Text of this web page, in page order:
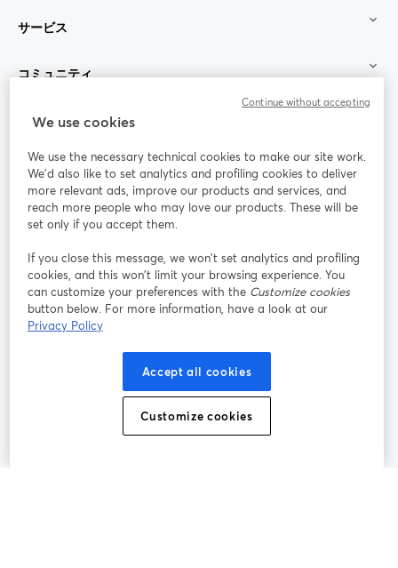
サービス
コミュニティ
StreamYard：
参加する
ライ
ンセ
ミナ
ー
Facebook
新しいタブで開く(Twitter)
YouTube
Instagram
新しいタブで開く
LinkedIn
新しいタブで開く
新しいタブで開く
プラットフォーム利用規約
個人情報保護方針 クッキーポリシー
We use cookies
We use the necessary technical cookies to make our site work.
We'd also like to set analytics and profiling cookies to deliver
more relevant ads, improve our products and services, and
reach more people who may love our products. These will be
set only if you accept them.
If you close this message, we won’t set analytics and profiling
cookies, and this won’t limit your browsing experience. You
can customize your preferences with the Customize cookies
button below. For more information, have a look at our
Privacy Policy
Accept all cookies
Customize cookies
Continue without accepting